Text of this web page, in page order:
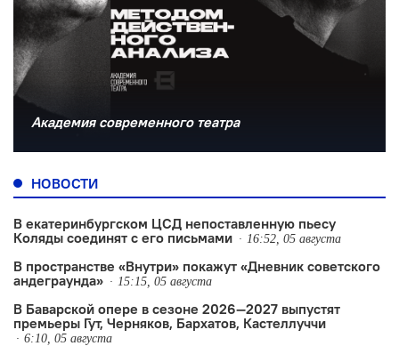
Академия современного театра
НОВОСТИ
В екатеринбургском ЦСД непоставленную пьесу
Коляды соединят с его письмами
16:52, 05 августа
В пространстве «Внутри» покажут «Дневник советского
андеграунда»
15:15, 05 августа
В Баварской опере в сезоне 2026—2027 выпустят
премьеры Гут, Черняков, Бархатов, Кастеллуччи
6:10, 05 августа